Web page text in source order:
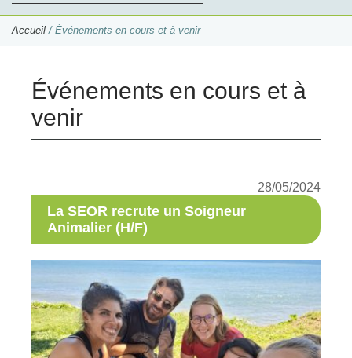
Accueil / Événements en cours et à venir
Événements en cours et à
venir
28/05/2024
La SEOR recrute un Soigneur
Animalier (H/F)